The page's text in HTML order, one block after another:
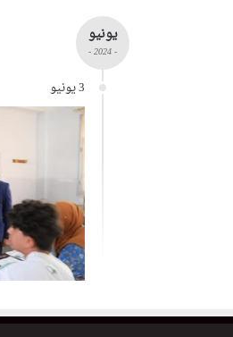
يونيو
- 2024 -
3 يونيو